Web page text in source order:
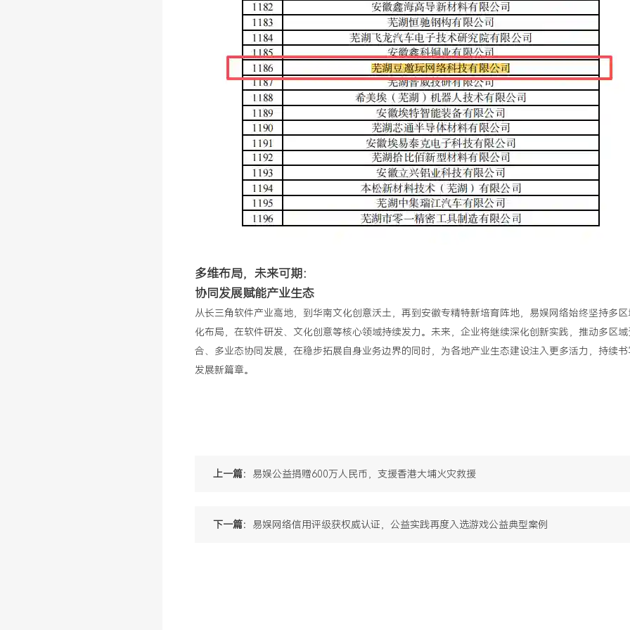
多维布局，未来可期：
协同发展赋能产业生态
从长三角软件产业高地，到华南文化创意沃土，再到安徽专精特新培育阵地，易娱网络始终坚持多
化布局，在软件研发、文化创意等核心领域持续发力。未来，企业将继续深化创新实践，推动多区
合、多业态协同发展，在稳步拓展自身业务边界的同时，为各地产业生态建设注入更多活力，持续
发展新篇章。
上一篇： 易娱公益捐赠600万人民币，支援香港大埔火灾救援
下一篇： 易娱网络信用评级获权威认证，公益实践再度入选游戏公益典型案例